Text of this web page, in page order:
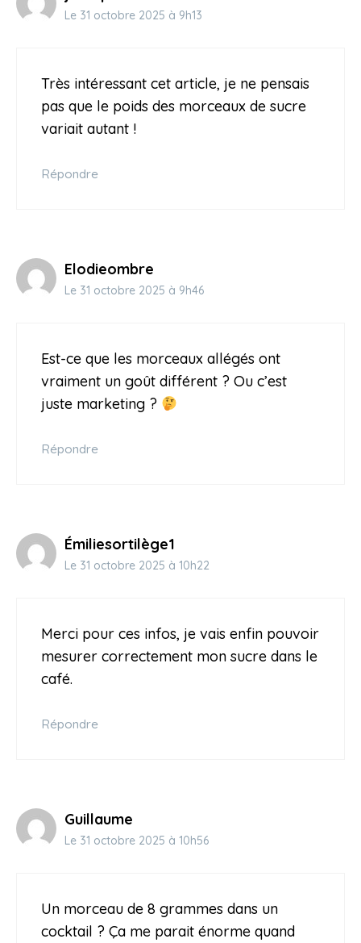
Le 31 octobre 2025 à 9h13
Très intéressant cet article, je ne pensais
pas que le poids des morceaux de sucre
variait autant !
Répondre
Elodieombre
Le 31 octobre 2025 à 9h46
Est-ce que les morceaux allégés ont
vraiment un goût différent ? Ou c’est
juste marketing ?
Répondre
Émiliesortilège1
Le 31 octobre 2025 à 10h22
Merci pour ces infos, je vais enfin pouvoir
mesurer correctement mon sucre dans le
café.
Répondre
Guillaume
Le 31 octobre 2025 à 10h56
Un morceau de 8 grammes dans un
cocktail ? Ça me parait énorme quand